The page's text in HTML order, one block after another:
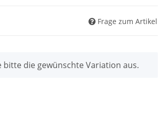
Frage zum Artikel
die gewünschte Variation aus.